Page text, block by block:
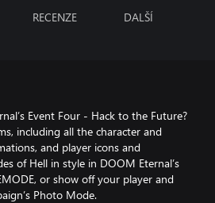
RECENZE DALŠÍ
Event Four - Hack to the Future?
including all the character and
and player icons and
of Hell in style in DOOM Eternal’s
or show off your player and
Photo Mode.